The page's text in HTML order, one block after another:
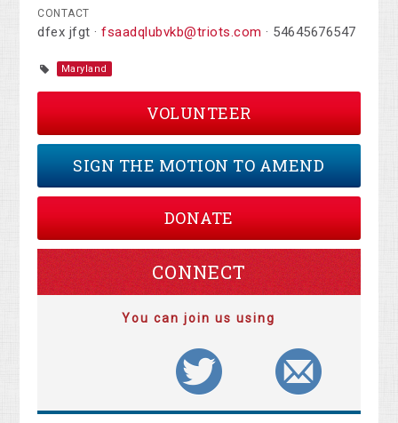
CONTACT
dfex jfgt ·fsaadqlubvkb@triots.com · 54645676547
Maryland
VOLUNTEER
SIGN THE MOTION TO AMEND
DONATE
CONNECT
You can join us using